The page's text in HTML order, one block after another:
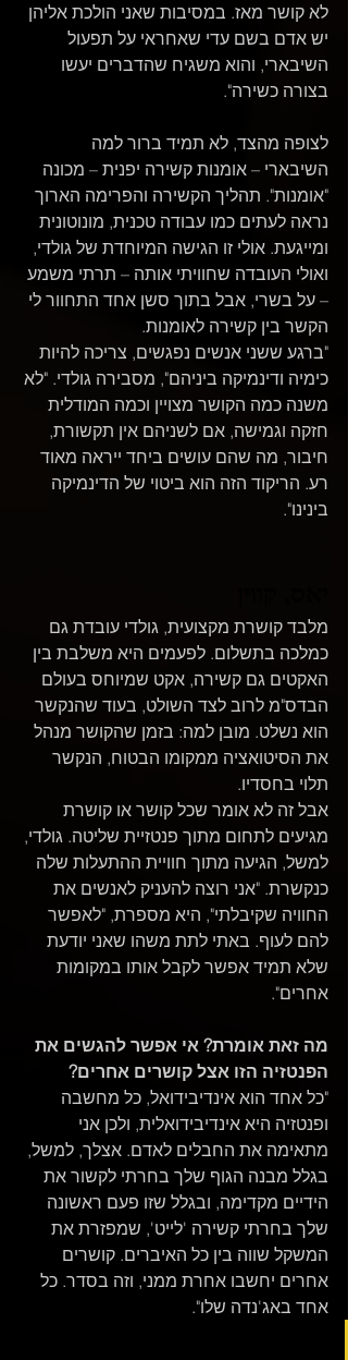
לא קושר מאז. במסיבות שאני הולכת אליהן
יש אדם בשם עדי שאחראי על תפעול
השיבארי, והוא משגיח שהדברים יעשו
בצורה כשירה".
לצופה מהצד, לא תמיד ברור למה
השיבארי – אומנות קשירה יפנית – מכונה
"אומנות". תהליך הקשירה והפרימה הארוך
נראה לעתים כמו עבודה טכנית, מונוטונית
ומייגעת. אולי זו הגישה המיוחדת של גולדי,
ואולי העובדה שחוויתי אותה – תרתי משמע
– על בשרי, אבל בתוך סשן אחד התחוור לי
הקשר בין קשירה לאומנות.
"ברגע ששני אנשים נפגשים, צריכה להיות
כימיה ודינמיקה ביניהם", מסבירה גולדי. "לא
משנה כמה הקושר מצויין וכמה המודלית
חזקה וגמישה, אם לשניהם אין תקשורת,
חיבור, מה שהם עושים ביחד ייראה מאוד
רע. הריקוד הזה הוא ביטוי של הדינמיקה
בינינו".
מלבד קושרת מקצועית, גולדי עובדת גם
כמלכה בתשלום. לפעמים היא משלבת בין
האקטים גם קשירה, אקט שמיוחס בעולם
הבדס"מ לרוב לצד השולט, בעוד שהנקשר
הוא נשלט. מובן למה: בזמן שהקושר מנהל
את הסיטואציה ממקומו הבטוח, הנקשר
תלוי בחסדיו.
אבל זה לא אומר שכל קושר או קושרת
מגיעים לתחום מתוך פנטזיית שליטה. גולדי,
למשל, הגיעה מתוך חוויית ההתעלות שלה
כנקשרת. "אני רוצה להעניק לאנשים את
החוויה שקיבלתי", היא מספרת, "לאפשר
להם לעוף. באתי לתת משהו שאני יודעת
שלא תמיד אפשר לקבל אותו במקומות
אחרים".
מה זאת אומרת? אי אפשר להגשים את
הפנטזיה הזו אצל קושרים אחרים?
"כל אחד הוא אינדיבידואל, כל מחשבה
ופנטזיה היא אינדיבידואלית, ולכן אני
מתאימה את החבלים לאדם. אצלך, למשל,
בגלל מבנה הגוף שלך בחרתי לקשור את
הידיים מקדימה, ובגלל שזו פעם ראשונה
שלך בחרתי קשירה 'לייט', שמפזרת את
המשקל שווה בין כל האיברים. קושרים
אחרים יחשבו אחרת ממני, וזה בסדר. כל
אחד באג'נדה שלו".